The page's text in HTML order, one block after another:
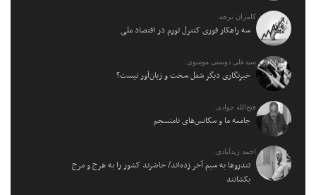
کامران نرجه:
سه راهکار فوری کنترل تورم در اقتصاد ملی
سیدعلی دوستی موسوی:
خبرنگاری دیگر شغل سخت و زیان‌آور نیست؟
فتح‌الله جوادی:
جامعه ما و سکانس‌های نامنسجم
احمد زیدآبادی:
تندروها به سیم آخر زده‌اند/ حاضرند کشور را به هرج و مرج
بکشانند